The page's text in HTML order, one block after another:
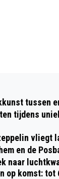
OP
10
UNISONO
tussen
tijdens
vliegt
en de
naar
op komst: tot